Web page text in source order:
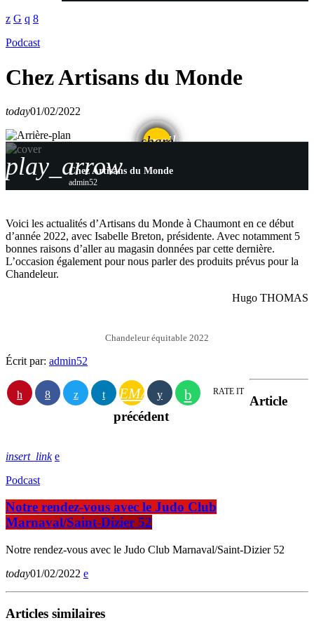
Podcast
Chez Artisans du Monde
today01/02/2022
share
email
play_arrow
Chez Artisans du Monde
admin52
Voici les actualités d’Artisans du Monde à Chaumont en ce début
d’année 2022, avec Isabelle Breton, présidente. Avec notamment 5
bonnes raisons d’aller au magasin données par cette dernière.
L’occasion également pour nous parler des produits prévus pour la
Chandeleur.
Hugo THOMAS
Chandeleur équitable 2022
Écrit par: admin52
EMAIL RATE IT
Article
précédent
insert_link
Podcast
Notre rendez-vous avec le Judo Club
Marnaval/Saint-Dizier 52
Notre rendez-vous avec le Judo Club Marnaval/Saint-Dizier 52
today01/02/2022
Articles similaires